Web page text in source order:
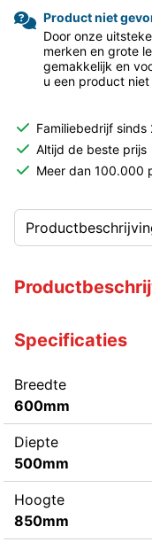
Product niet
Door onze
merken en grote
gemakkelijk en
u een product
Familiebedrijf sinds
Altijd de beste prijs
Meer dan 100.000
Specificaties
Breedte
600mm
Diepte
500mm
Hoogte
850mm